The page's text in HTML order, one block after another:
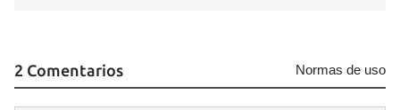
2 Comentarios Normas de uso